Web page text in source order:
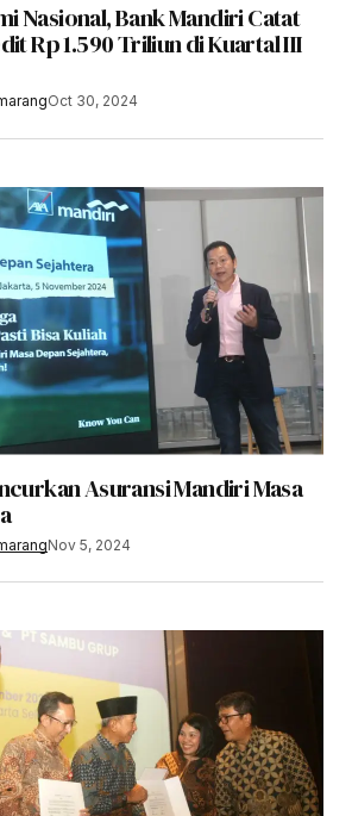
Nasional, Bank Mandiri Catat
Rp 1.590 Triliun di Kuartal III
Oct 30, 2024
Asuransi Mandiri Masa
Nov 5, 2024